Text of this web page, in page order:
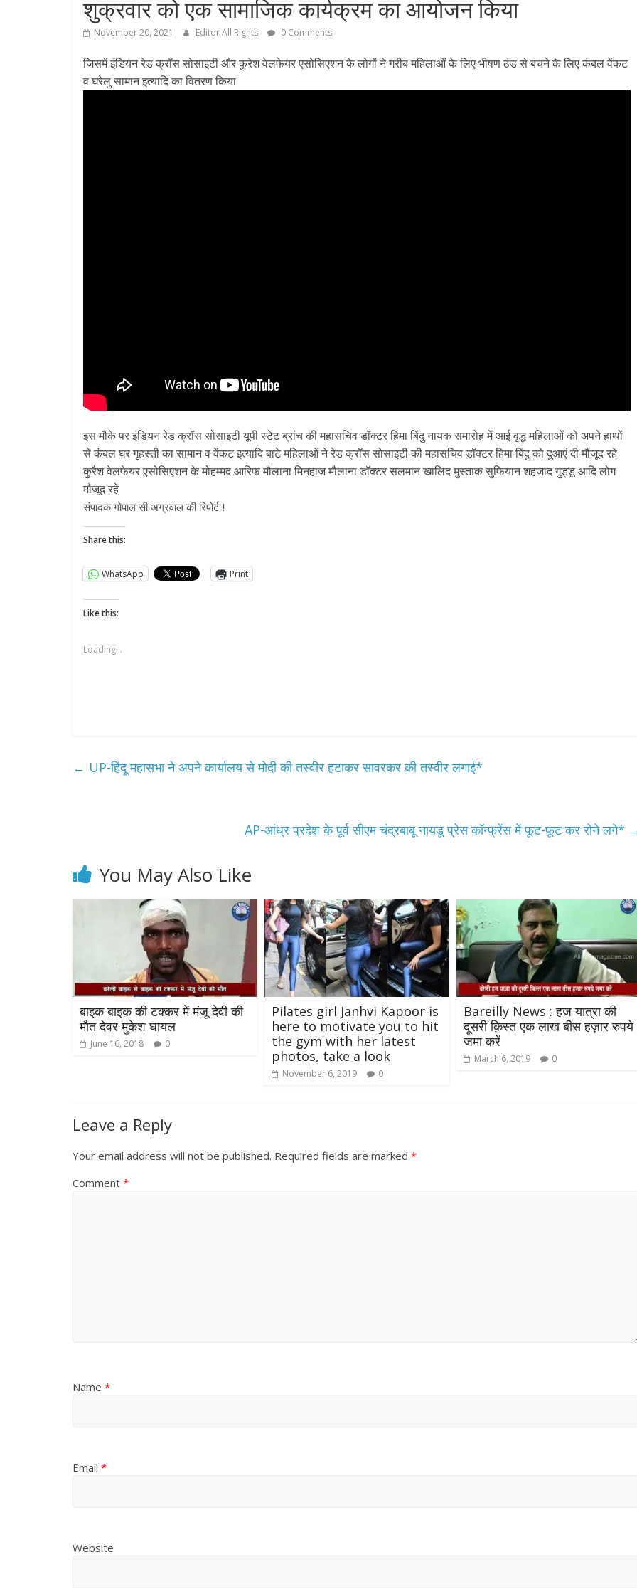
शुक्रवार को एक सामाजिक कार्यक्रम का आयोजन किया
November 20, 2021 Editor All Rights 0 Comments
जिसमें इंडियन रेड क्रॉस सोसाइटी और कुरेश वेलफेयर एसोसिएशन के लोगों ने गरीब महिलाओं के लिए भीषण ठंड से बचने के लिए कंबल वेंकट
व घरेलु सामान इत्यादि का वितरण किया
इस मौके पर इंडियन रेड क्रॉस सोसाइटी यूपी स्टेट ब्रांच की महासचिव डॉक्टर हिमा बिंदु नायक समारोह में आई वृद्ध महिलाओं को अपने हाथों
से कंबल घर गृहस्ती का सामान व वेंकट इत्यादि बाटे महिलाओं ने रेड क्रॉस सोसाइटी की महासचिव डॉक्टर हिमा बिंदु को दुआएं दी मौजूद रहे
कुरैश वेलफेयर एसोसिएशन के मोहम्मद आरिफ मौलाना मिनहाज मौलाना डॉक्टर सलमान खालिद मुस्ताक सुफियान शहजाद गुड्डू आदि लोग
मौजूद रहे
संपादक गोपाल सी अग्रवाल की रिपोर्ट !
Share this:
WhatsApp Print
Like this:
Loading...
← UP-हिंदू महासभा ने अपने कार्यालय से मोदी की तस्वीर हटाकर सावरकर की तस्वीर लगाई*
AP-आंध्र प्रदेश के पूर्व सीएम चंद्रबाबू नायडू प्रेस कॉन्फ्रेंस में फूट-फूट कर रोने लगे*
You May Also Like
बाइक बाइक की टक्कर में मंजू देवी की
मौत देवर मुकेश घायल
June 16, 2018 0
Pilates girl Janhvi Kapoor is
here to motivate you to hit
the gym with her latest
photos, take a look
November 6, 2019 0
Bareilly News : हज यात्रा की
दूसरी क़िस्त एक लाख बीस हज़ार रुपये
जमा करें
March 6, 2019 0
Leave a Reply
Your email address will not be published. Required fields are marked *
Comment *
Name *
Email *
Website
समाजवादी पार्टी ने किया महंगाई के
खिलाफ प्रदर्शन
All Rights News Bareilly
Uttar
Pradesh
राजनीति हॉट राजनीतिक
प्रथम आगमन पर नवनियुक्त
उपाध्यक्ष सोनू बाल्मीकि का किया गया
स्वागत
August 6, 2021 Editor All Rights 0